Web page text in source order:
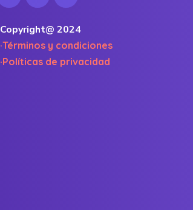
Copyright@ 2024
·Términos y condiciones
·Políticas de privacidad